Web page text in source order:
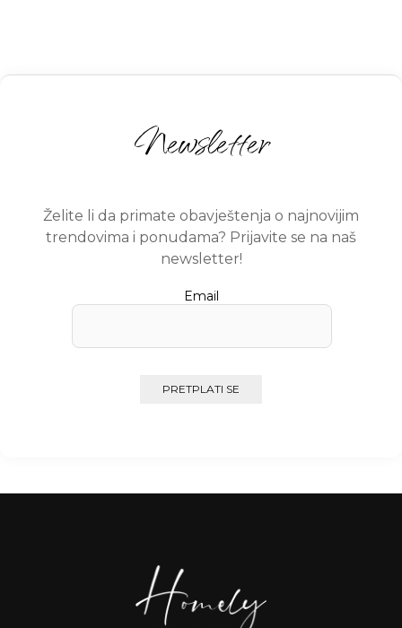
Newsletter
Želite li da primate obavještenja o najnovijim
trendovima i ponudama? Prijavite se na naš
newsletter!
Email